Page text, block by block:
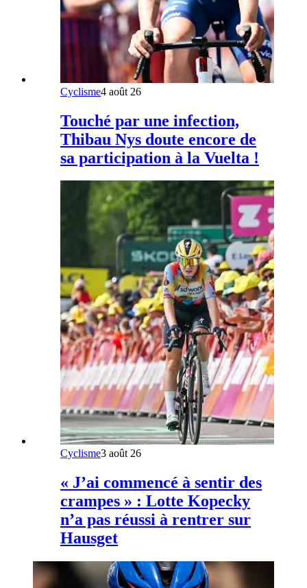
Cyclisme4 août 26
Touché par une infection,
Thibau Nys doute encore de
sa participation à la Vuelta !
Cyclisme3 août 26
« J’ai commencé à sentir des
crampes » : Lotte Kopecky
n’a pas réussi à rentrer sur
Hausget